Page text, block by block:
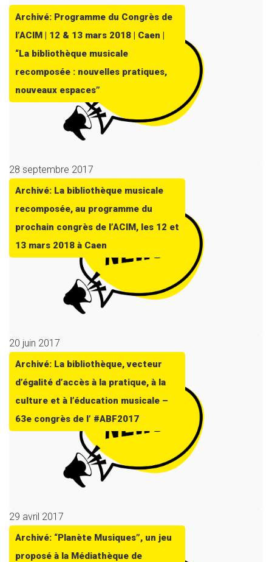
Archivé: Programme du Congrès de
l’ACIM | 12 & 13 mars 2018 | Caen |
“La bibliothèque musicale
recomposée : nouvelles pratiques,
nouveaux espaces”
28 septembre 2017
Archivé: La bibliothèque musicale
recomposée, au programme du
prochain congrès de l’ACIM, les 12 et
13 mars 2018 à Caen
20 juin 2017
Archivé: La bibliothèque, vecteur
d’égalité d’accès à la pratique, à la
culture et à l’éducation musicale –
63e congrès de l’ #ABF2017
29 avril 2017
Archivé: “Planète Musiques”, un jeu
proposé à la Médiathèque de